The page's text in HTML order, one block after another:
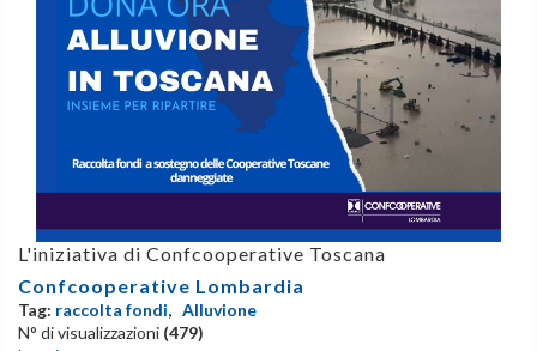
L'iniziativa di Confcooperative Toscana
Confcooperative Lombardia
Tag: raccolta fondi, Alluvione
N° di visualizzazioni (479)